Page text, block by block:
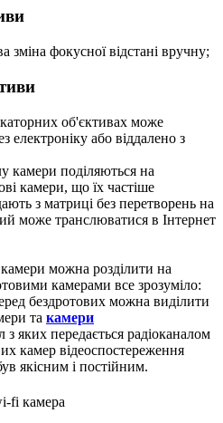
фокусної відстані вручну;
об'єктивах може
електроніку або віддалено з
камери поділяються на
камери, що їх частіше
з матриці без перетворень на
може транслюватися в Інтернет
можна розділити на
камерами все зрозуміло:
бездротових можна виділити
та камери
з яких передається радіоканалом
камер відеоспостереження
якісним і постійним.